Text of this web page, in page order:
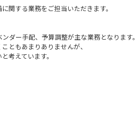
関する業務をご担当いただきます。
ダー手配、予算調整が主な業務となります。
ともあまりありませんが、
と考えています。